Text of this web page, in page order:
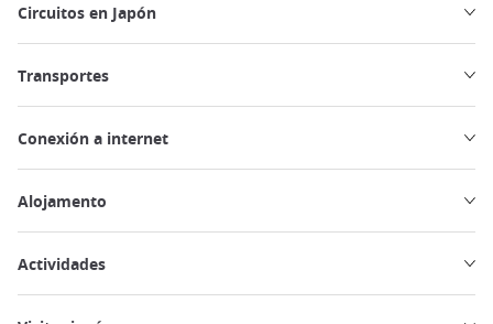
Circuitos en Japón
Transportes
Conexión a internet
Alojamento
Actividades